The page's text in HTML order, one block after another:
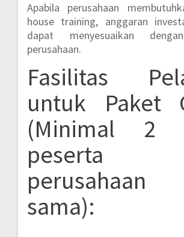
Apabila perusahaan
house training, anggaran
dapat menyesuaikan
perusahaan.
Fasilitas
untuk Paket
(Minimal 2
peserta
perusahaan
sama):